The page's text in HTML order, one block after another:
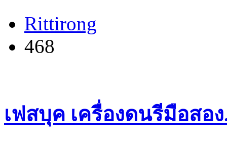
Rittirong
468
เฟสบุค เครื่องดนรีมือสอง